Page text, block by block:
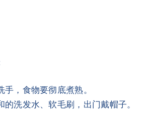
，食物要彻底煮熟。
洗发水、软毛刷，出门戴帽子。